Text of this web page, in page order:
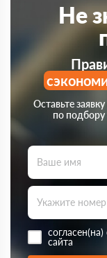
Не
Оставьте
по
согласен(на)
сайта